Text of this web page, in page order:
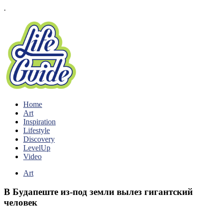
.
Home
Art
Inspiration
Lifestyle
Discovery
LevelUp
Video
Art
В Будапеште из-под земли вылез гигантский
человек